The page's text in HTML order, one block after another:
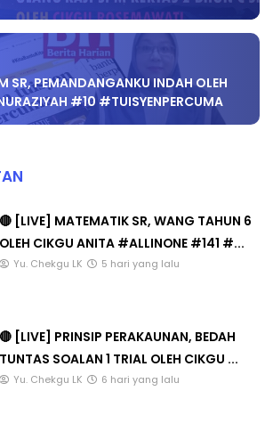
SR, PEMANDANGANKU INDAH OLEH
#10 #TUISYENPERCUMA
🔴 [LIVE] MATEMATIK SR, WANG TAHUN 6
OLEH CIKGU ANITA #ALLINONE #141 #...
Yu. Chekgu LK 5 hari yang lalu
🔴 [LIVE] PRINSIP PERAKAUNAN, BEDAH
TUNTAS SOALAN 1 TRIAL OLEH CIKGU ...
Yu. Chekgu LK 6 hari yang lalu